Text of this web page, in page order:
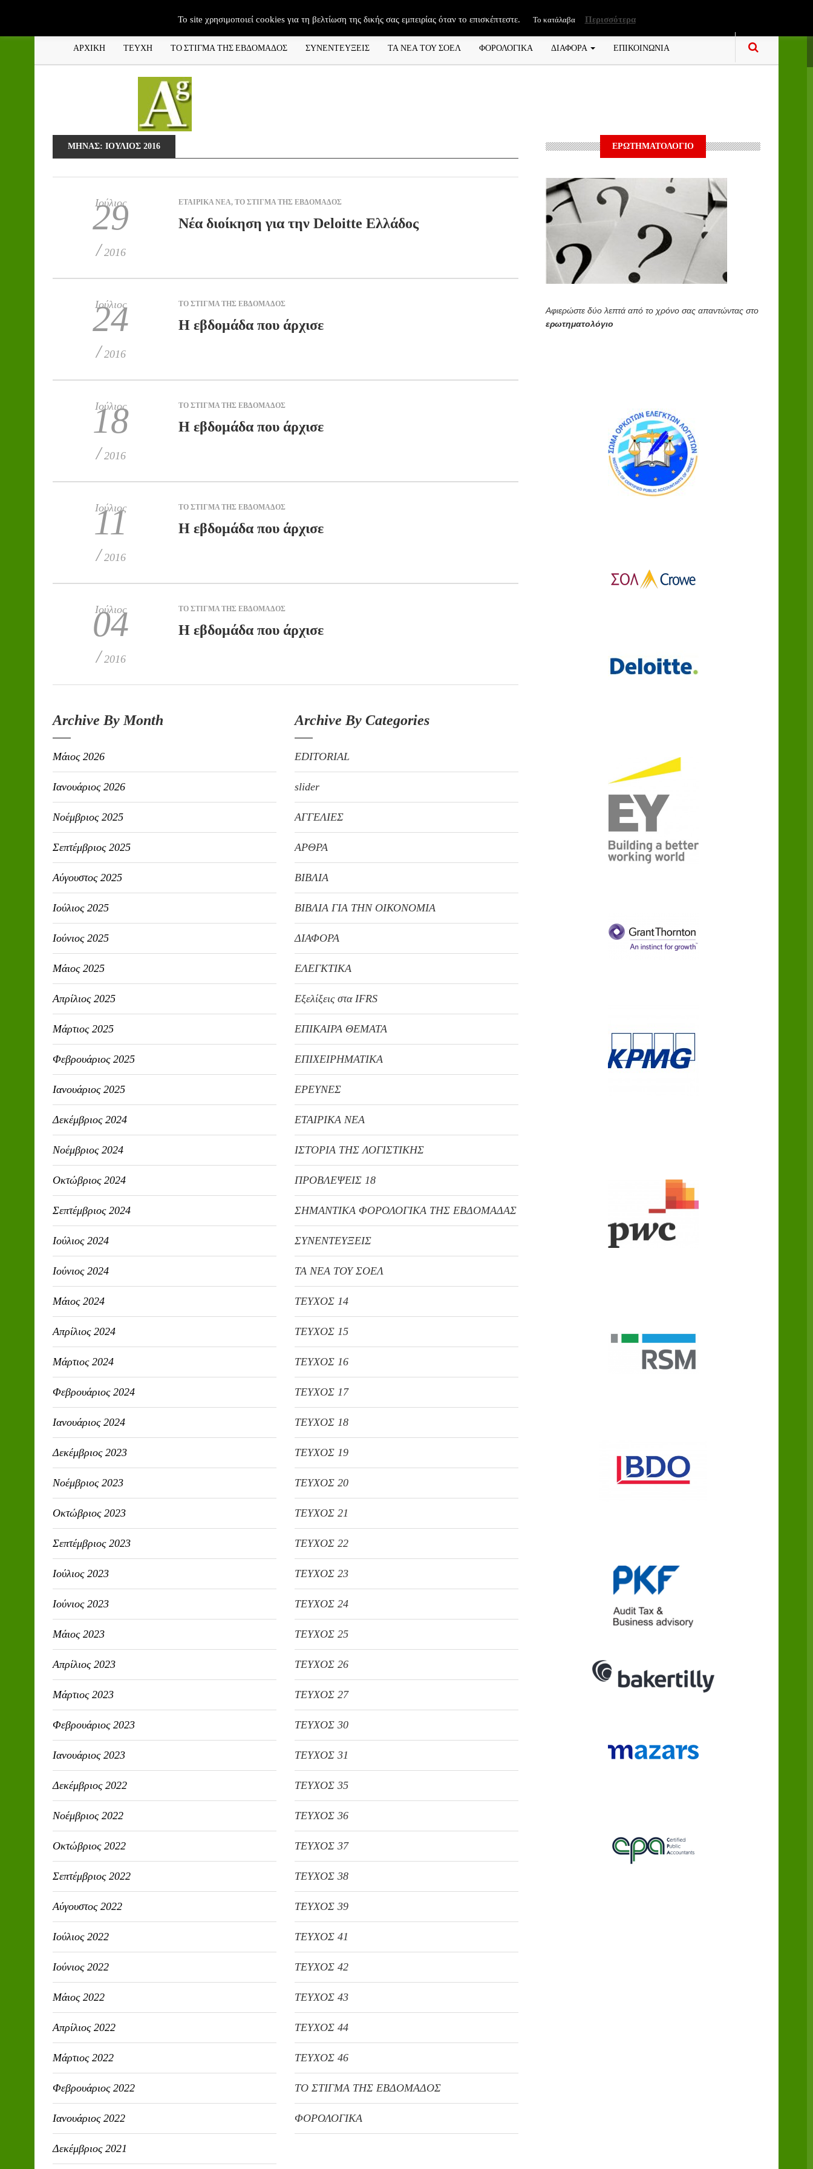
ΑΡΧΙΚΗ ΤΕΥΧΗ ΤΟ ΣΤΙΓΜΑ ΤΗΣ ΕΒΔΟΜΑΔΟΣ ΣΥΝΕΝΤΕΥΞΕΙΣ ΤΑ ΝΕΑ ΤΟΥ ΣΟΕΛ ΦΟΡΟΛΟΓΙΚΑ ΔΙΑΦΟΡΑ ΕΠΙΚΟΙΝΩΝΙΑ
ΜΉΝΑΣ: ΙΟΎΛΙΟΣ 2016
Ιούλιος
29
/ 2016
ΕΤΑΙΡΙΚΑ ΝΕΑ, ΤΟ ΣΤΙΓΜΑ ΤΗΣ ΕΒΔΟΜΑΔΟΣ
Νέα διοίκηση για την Deloitte Ελλάδος
Ιούλιος
24
/ 2016
ΤΟ ΣΤΙΓΜΑ ΤΗΣ ΕΒΔΟΜΑΔΟΣ
H εβδομάδα που άρχισε
Ιούλιος
18
/ 2016
ΤΟ ΣΤΙΓΜΑ ΤΗΣ ΕΒΔΟΜΑΔΟΣ
H εβδομάδα που άρχισε
Ιούλιος
11
/ 2016
ΤΟ ΣΤΙΓΜΑ ΤΗΣ ΕΒΔΟΜΑΔΟΣ
H εβδομάδα που άρχισε
Ιούλιος
04
/ 2016
ΤΟ ΣΤΙΓΜΑ ΤΗΣ ΕΒΔΟΜΑΔΟΣ
H εβδομάδα που άρχισε
Archive By Month
Μάιος 2026
Ιανουάριος 2026
Νοέμβριος 2025
Σεπτέμβριος 2025
Αύγουστος 2025
Ιούλιος 2025
Ιούνιος 2025
Μάιος 2025
Απρίλιος 2025
Μάρτιος 2025
Φεβρουάριος 2025
Ιανουάριος 2025
Δεκέμβριος 2024
Νοέμβριος 2024
Οκτώβριος 2024
Σεπτέμβριος 2024
Ιούλιος 2024
Ιούνιος 2024
Μάιος 2024
Απρίλιος 2024
Μάρτιος 2024
Φεβρουάριος 2024
Ιανουάριος 2024
Δεκέμβριος 2023
Νοέμβριος 2023
Οκτώβριος 2023
Σεπτέμβριος 2023
Ιούλιος 2023
Ιούνιος 2023
Μάιος 2023
Απρίλιος 2023
Μάρτιος 2023
Φεβρουάριος 2023
Ιανουάριος 2023
Δεκέμβριος 2022
Νοέμβριος 2022
Οκτώβριος 2022
Σεπτέμβριος 2022
Αύγουστος 2022
Ιούλιος 2022
Ιούνιος 2022
Μάιος 2022
Απρίλιος 2022
Μάρτιος 2022
Φεβρουάριος 2022
Ιανουάριος 2022
Δεκέμβριος 2021
Archive By Categories
EDITORIAL
slider
ΑΓΓΕΛΙΕΣ
ΑΡΘΡΑ
ΒΙΒΛΙΑ
ΒΙΒΛΙΑ ΓΙΑ ΤΗΝ ΟΙΚΟΝΟΜΙΑ
ΔΙΑΦΟΡΑ
ΕΛΕΓΚΤΙΚΑ
Εξελίξεις στα IFRS
ΕΠΙΚΑΙΡΑ ΘΕΜΑΤΑ
ΕΠΙΧΕΙΡΗΜΑΤΙΚΑ
ΕΡΕΥΝΕΣ
ΕΤΑΙΡΙΚΑ ΝΕΑ
ΙΣΤΟΡΙΑ ΤΗΣ ΛΟΓΙΣΤΙΚΗΣ
ΠΡΟΒΛΕΨΕΙΣ 18
ΣΗΜΑΝΤΙΚΑ ΦΟΡΟΛΟΓΙΚΑ ΤΗΣ ΕΒΔΟΜΑΔΑΣ
ΣΥΝΕΝΤΕΥΞΕΙΣ
ΤΑ ΝΕΑ ΤΟΥ ΣΟΕΛ
ΤΕΥΧΟΣ 14
ΤΕΥΧΟΣ 15
ΤΕΥΧΟΣ 16
ΤΕΥΧΟΣ 17
ΤΕΥΧΟΣ 18
ΤΕΥΧΟΣ 19
ΤΕΥΧΟΣ 20
ΤΕΥΧΟΣ 21
ΤΕΥΧΟΣ 22
ΤΕΥΧΟΣ 23
ΤΕΥΧΟΣ 24
ΤΕΥΧΟΣ 25
ΤΕΥΧΟΣ 26
ΤΕΥΧΟΣ 27
ΤΕΥΧΟΣ 30
ΤΕΥΧΟΣ 31
ΤΕΥΧΟΣ 35
ΤΕΥΧΟΣ 36
ΤΕΥΧΟΣ 37
ΤΕΥΧΟΣ 38
ΤΕΥΧΟΣ 39
ΤΕΥΧΟΣ 41
ΤΕΥΧΟΣ 42
ΤΕΥΧΟΣ 43
ΤΕΥΧΟΣ 44
ΤΕΥΧΟΣ 46
ΤΟ ΣΤΙΓΜΑ ΤΗΣ ΕΒΔΟΜΑΔΟΣ
ΦΟΡΟΛΟΓΙΚΑ
ΕΡΩΤΗΜΑΤΟΛΟΓΙΟ
Αφιερώστε δύο λεπτά από το χρόνο σας απαντώντας στο
ερωτηματολόγιο
To site χρησιμοποιεί cookies για τη βελτίωση της δικής σας εμπειρίας όταν το επισκέπτεστε. Το κατάλαβα Περισσότερα